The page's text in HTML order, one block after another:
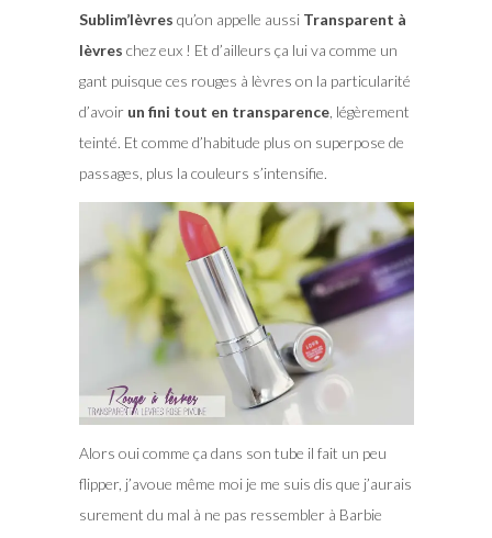
Sublim’lèvres qu’on appelle aussi Transparent à
lèvres chez eux ! Et d’ailleurs ça lui va comme un
gant puisque ces rouges à lèvres on la particularité
d’avoirun fini tout en transparence, légèrement
teinté. Et comme d’habitude plus on superpose de
passages, plus la couleurs s’intensifie.
Alors oui comme ça dans son tube il fait un peu
flipper, j’avoue même moi je me suis dis que j’aurais
surement du mal à ne pas ressembler à Barbie